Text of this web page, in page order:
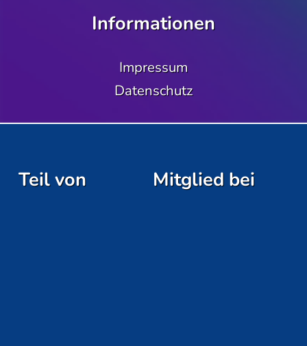
Informationen
Impressum
Datenschutz
Teil von Mitglied bei